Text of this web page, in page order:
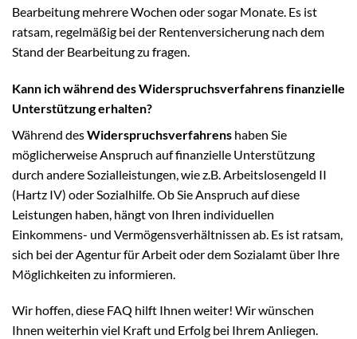
Bearbeitung mehrere Wochen oder sogar Monate. Es ist
ratsam, regelmäßig bei der Rentenversicherung nach dem
Stand der Bearbeitung zu fragen.
Kann ich während des Widerspruchsverfahrens finanzielle
Unterstützung erhalten?
Während desWiderspruchsverfahrens haben Sie
möglicherweise Anspruch auf finanzielle Unterstützung
durch andere Sozialleistungen, wie z.B. Arbeitslosengeld II
(Hartz IV) oder Sozialhilfe. Ob Sie Anspruch auf diese
Leistungen haben, hängt von Ihren individuellen
Einkommens- und Vermögensverhältnissen ab. Es ist ratsam,
sich bei der Agentur für Arbeit oder dem Sozialamt über Ihre
Möglichkeiten zu informieren.
Wir hoffen, diese FAQ hilft Ihnen weiter! Wir wünschen
Ihnen weiterhin viel Kraft und Erfolg bei Ihrem Anliegen.